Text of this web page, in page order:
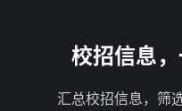
校招信息
汇总校招信息，筛